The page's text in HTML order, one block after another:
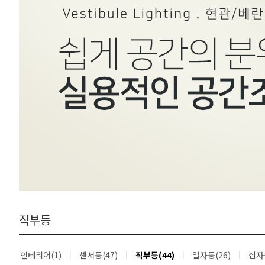
직부등
인테리어(1) 센서등(47) 직부등(44) 일자등(26) 십